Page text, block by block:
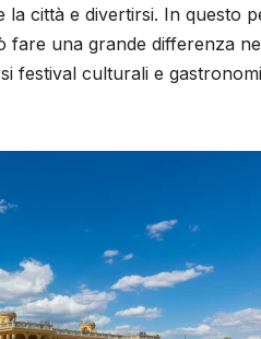
città e divertirsi. In questo
una grande differenza
festival culturali e